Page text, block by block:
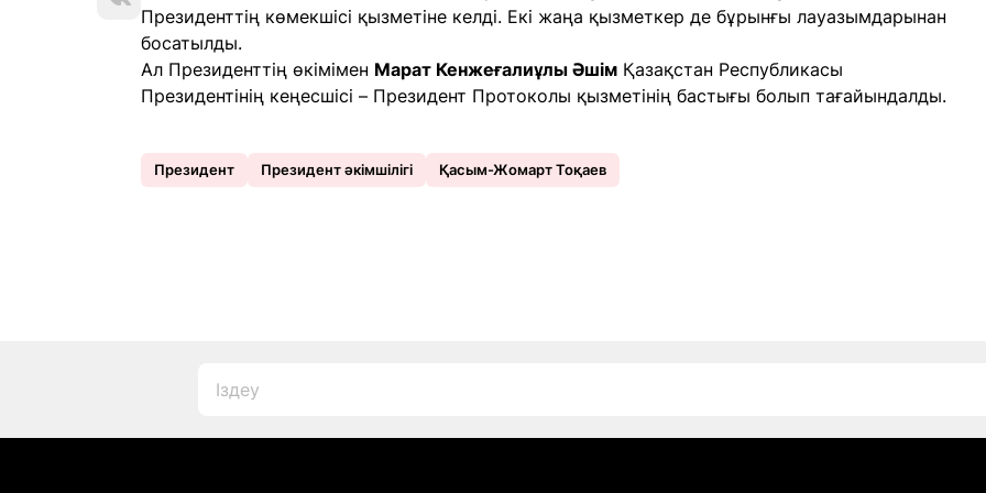
Президенттің көмекшісі қызметіне келді. Екі жаңа қызметкер де бұрынғы лауазымдарынан
босатылды.
Ал Президенттің өкімімен Марат Кенжеғалиұлы Әшім Қазақстан Республикасы
Президентінің кеңесшісі – Президент Протоколы қызметінің бастығы болып тағайындалды.
Президент Президент әкімшілігі Қасым-Жомарт Тоқаев